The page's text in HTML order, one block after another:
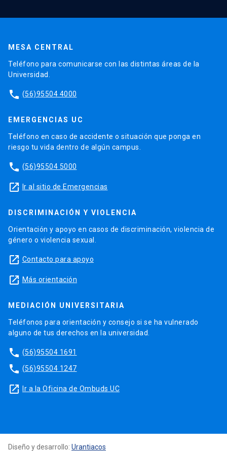
MESA CENTRAL
Teléfono para comunicarse con las distintas áreas de la
Universidad.
phone (56)95504 4000
EMERGENCIAS UC
Teléfono en caso de accidente o situación que ponga en
riesgo tu vida dentro de algún campus.
phone (56)95504 5000
launch Ir al sitio de Emergencias
DISCRIMINACIÓN Y VIOLENCIA
Orientación y apoyo en casos de discriminación, violencia de
género o violencia sexual.
launch Contacto para apoyo
launch Más orientación
MEDIACIÓN UNIVERSITARIA
Teléfonos para orientación y consejo si se ha vulnerado
alguno de tus derechos en la universidad.
phone (56)95504 1691
phone (56)95504 1247
launch Ir a la Oficina de Ombuds UC
Diseño y desarrollo: Urantiacos